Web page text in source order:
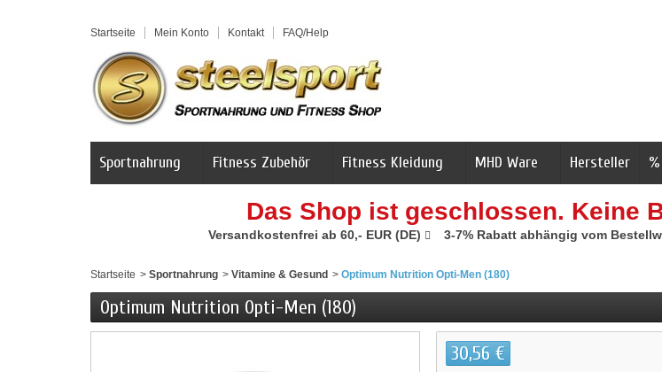
Startseite Mein Konto Kontakt FAQ/Help
Sportnahrung Fitness Zubehör Fitness Kleidung MHD Ware Hersteller
Das Shop ist geschlossen. Keine
Versandkostenfrei ab 60,- EUR (DE) 3-7% Rabatt abhängig vom
Startseite > Sportnahrung > Vitamine & Gesund > Optimum Nutrition Opti-Men (180)
Optimum Nutrition Opti-Men (180)
30,56 €